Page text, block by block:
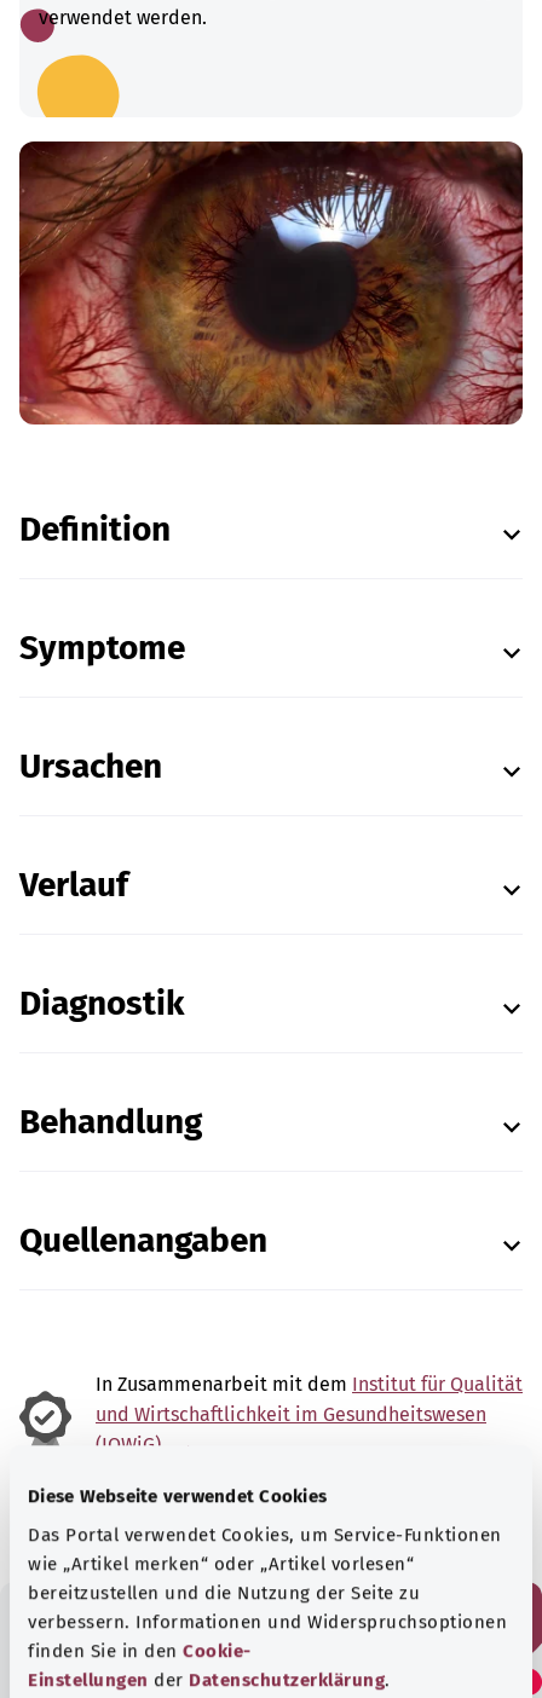
Diese Webseite verwendet Cookies
Das Portal verwendet Cookies, um Service-Funktionen
wie „Artikel merken“ oder „Artikel vorlesen“
bereitzustellen und die Nutzung der Seite zu
verbessern. Informationen und Widerspruchsoptionen
finden Sie in den Cookie-
Einstellungen der Datenschutzerklärung.
verwendet werden.
Definition
Symptome
Ursachen
Verlauf
Diagnostik
Behandlung
Quellenangaben
In Zusammenarbeit mit dem Institut für Qualität
und Wirtschaftlichkeit im Gesundheitswesen
(IQWiG).
Stand:
Fanden Sie diesen Artikel